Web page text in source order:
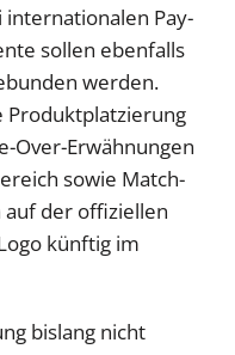
internationalen Pay-
sollen ebenfalls
werden.
Produktplatzierung
Over-Erwähnungen
sowie Match-
auf der offiziellen
künftig im
bislang nicht